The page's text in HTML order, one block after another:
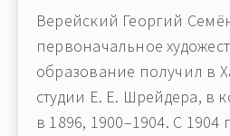
Верейский Георгий
первоначальное
образование получил в
студии Е. Е. Шрейдера, в
в 1896, 1900–1904. С 1904